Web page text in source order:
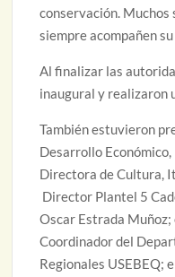
conservación. Muchos
siempre acompañen
Al finalizar las
inaugural y realizaron
También estuvieron
Desarrollo
Directora de Cultura,
Director Plantel 5
Oscar Estrada
Coordinador del
Regionales USEBEQ;